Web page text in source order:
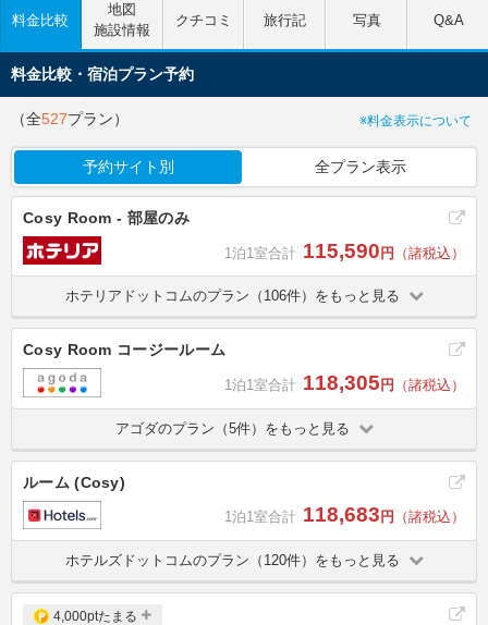
料金比較
地図
施設情報
クチコミ 旅行記 写真 Q&A
料金比較・宿泊プラン予約
（全527プラン） ※料金表示について
予約サイト別 全プラン表示
Cosy Room - 部屋のみ
1泊1室合計 115,590円 （諸税込）
ホテリアドットコムのプラン（106件）をもっと見る
Cosy Room コージールーム
1泊1室合計 118,305 円 （諸税込）
アゴダのプラン（5件）をもっと見る
ルーム (Cosy)
1泊1室合計 118,683 円 （諸税込）
ホテルズドットコムのプラン（120件）をもっと見る
4,000ptたまる